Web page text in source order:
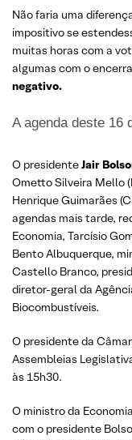
Não faria uma
impositivo se
muitas horas com a
algumas com o
negativo.
A agenda deste 16
O presidenteJair
Ometto Silveira Mello
Henrique Guimarães
agendas mais tarde,
Economia, Tarcísio
Bento Albuquerque,
Castello Branco,
diretor-geral da
Biocombustíveis.
O presidente da
Assembleias
às 15h30.
O ministro da
com o presidente